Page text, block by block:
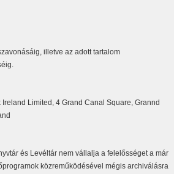
illetve az adott tartalom
Limited, 4 Grand Canal Square, Grannd
és Levéltár nem vállalja a felelősséget a már
közreműködésével mégis archiválásra